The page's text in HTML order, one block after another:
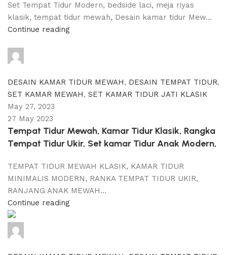
Set Tempat Tidur Modern, bedside laci, meja riyas
klasik, tempat tidur mewah, Desain kamar tidur Mew...
Continue reading
DESAIN KAMAR TIDUR MEWAH, DESAIN TEMPAT TIDUR,
SET KAMAR MEWAH, SET KAMAR TIDUR JATI KLASIK
May 27, 2023
27 May 2023
Tempat Tidur Mewah, Kamar Tidur Klasik, Rangka
Tempat Tidur Ukir, Set kamar Tidur Anak Modern,
TEMPAT TIDUR MEWAH KLASIK, KAMAR TIDUR
MINIMALIS MODERN, RANKA TEMPAT TIDUR UKIR,
RANJANG ANAK MEWAH...
Continue reading